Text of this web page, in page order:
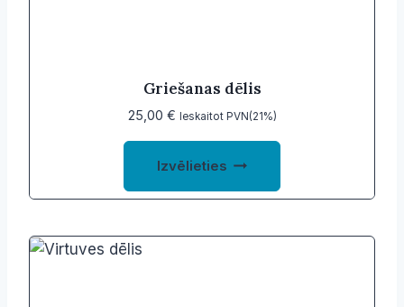
Griešanas dēlis
25,00 € Ieskaitot PVN(21%)
Izvēlieties
This
has